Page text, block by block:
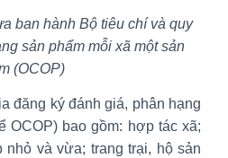
ban hành Bộ tiêu chí và quy
sản phẩm mỗi xã một sản
(OCOP)
đăng ký đánh giá, phân hạng
OCOP) bao gồm: hợp tác xã;
nhỏ và vừa; trang trại, hộ sản